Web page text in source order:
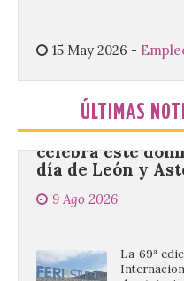
15 May 2026 -
ÚLTIMAS
La Feria
Muestras de
celebra este
día de León y
agosto
Recinto Ferial de